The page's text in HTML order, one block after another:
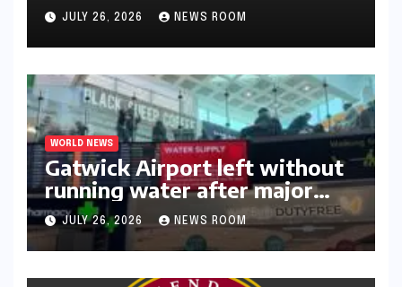
triumph in 2026​​
JULY 26, 2026 NEWS ROOM
WORLD NEWS
Gatwick Airport left without
running water after major
outage​​
JULY 26, 2026 NEWS ROOM